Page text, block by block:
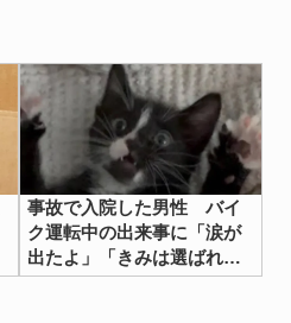
事故で入院した男性 バイ
ク運転中の出来事に「涙が
出たよ」「きみは選ばれ
た」